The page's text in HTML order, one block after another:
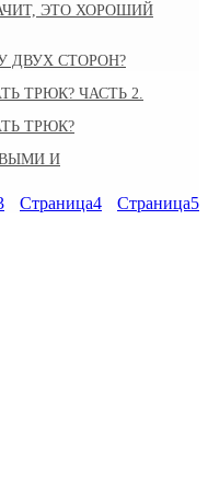
ЭТО ХОРОШИЙ
ДВУХ СТОРОН?
ТРЮК? ЧАСТЬ 2.
ТРЮК?
И
Страница4 Страница5